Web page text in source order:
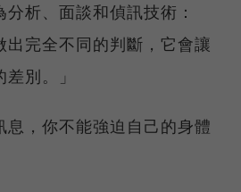
析、面談和偵訊技術：
出完全不同的判斷，它會讓
別。」
息，你不能強迫自己的身體